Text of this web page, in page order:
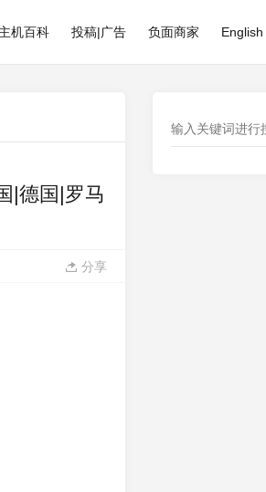
主机百科 投稿|广告 负面商家 English
|德国|罗马
分享